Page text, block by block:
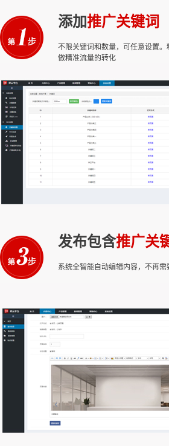
添加推广关键词
不限关键词和数量，可任意设置。
做精准流量的转化
发布包含推广关
系统全智能自动编辑内容，不再